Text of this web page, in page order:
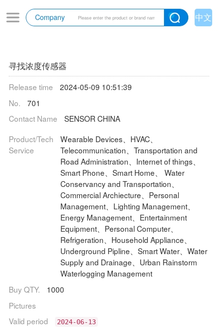
Company 中文
寻找浓度传感器
Release time
2024-05-09 10:51:39
No.
701
Contact Name
SENSOR CHINA
Product/Tech
Service
Wearable Devices、HVAC、
Telecommunication、Transportation and
Road Administration、Internet of things、
Smart Phone、Smart Home、 Water
Conservancy and Transportation、
Commercial Archiecture、Personal
Management、Lighting Management、
Energy Management、Entertainment
Equipment、Personal Computer、
Refrigeration、Household Appliance、
Underground Pipline、Smart Water、Water
Supply and Drainage、Urban Rainstorm
Waterlogging Management
Buy QTY.
1000
Pictures
Valid period
2024-06-13